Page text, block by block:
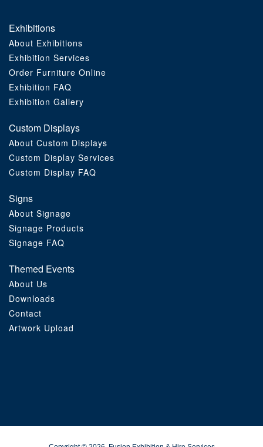
Exhibitions
About Exhibitions
Exhibition Services
Order Furniture Online
Exhibition FAQ
Exhibition Gallery
Custom Displays
About Custom Displays
Custom Display Services
Custom Display FAQ
Signs
About Signage
Signage Products
Signage FAQ
Themed Events
About Us
Downloads
Contact
Artwork Upload